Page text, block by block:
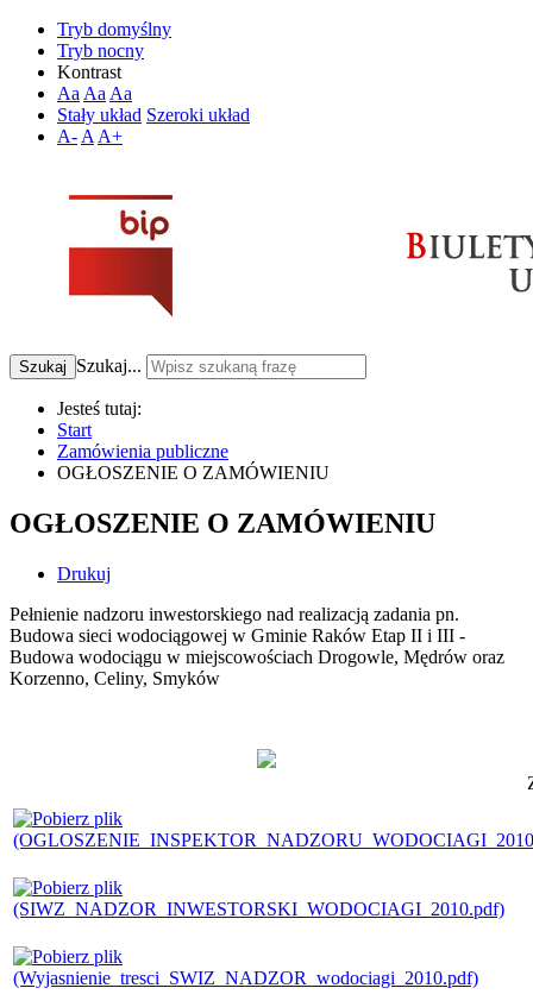
Tryb domyślny
Tryb nocny
Kontrast
Aa Aa Aa
Stały układ Szeroki układ
A- A A+
Szukaj Szukaj...
Jesteś tutaj:
Start
Zamówienia publiczne
OGŁOSZENIE O ZAMÓWIENIU
OGŁOSZENIE O ZAMÓWIENIU
Drukuj
Pełnienie nadzoru inwestorskiego nad realizacją zadania pn.
Budowa sieci wodociągowej w Gminie Raków Etap II i III -
Budowa wodociągu w miejscowościach Drogowle, Mędrów oraz
Korzenno, Celiny, Smyków